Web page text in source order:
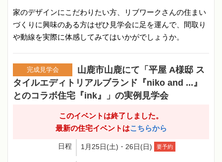
家のデザインにこだわりたい方、リブワークさんの住まい
づくりに興味のある方はぜひ見学会に足を運んで、間取り
や動線を実際に体感してみてはいかがでしょうか。
山鹿市山鹿にて「平屋 A様邸 ス
タイルエディトリアルブランド『niko and ...』
とのコラボ住宅『ink』」の実例見学会
このイベントは終了しました。
最新の住宅イベントはこちらから
日程 1月25日(土)・26日(日) 要予約
完成見学会